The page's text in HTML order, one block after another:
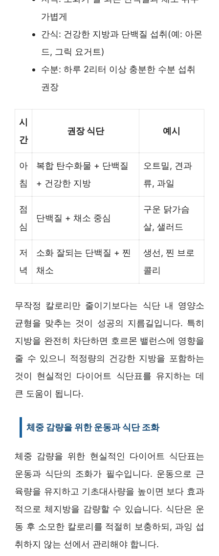
가볍게
간식: 건강한 지방과 단백질 섭취(예: 아몬
드, 그릭 요거트)
수분: 하루 2리터 이상 충분한 수분 섭취
권장
시
간
권장 식단 예시
아
침
복합 탄수화물 + 단백질
+ 건강한 지방
오트밀, 견과
류, 과일
점
심
단백질 + 채소 중심
구운 닭가슴
살, 샐러드
저
녁
소화 잘되는 단백질 + 찐
채소
생선, 찐 브로
콜리
무작정 칼로리만 줄이기보다는 식단 내 영양소
균형을 맞추는 것이 성공의 지름길입니다. 특히
지방을 완전히 차단하면 호르몬 밸런스에 영향을
줄 수 있으니 적정량의 건강한 지방을 포함하는
것이 현실적인 다이어트 식단표를 유지하는 데
큰 도움이 됩니다.
체중 감량을 위한 운동과 식단 조화
체중 감량을 위한 현실적인 다이어트 식단표는
운동과 식단의 조화가 필수입니다. 운동으로 근
육량을 유지하고 기초대사량을 높이면 보다 효과
적으로 체지방을 감량할 수 있습니다. 식단은 운
동 후 소모한 칼로리를 적절히 보충하되, 과잉 섭
취하지 않는 선에서 관리해야 합니다.